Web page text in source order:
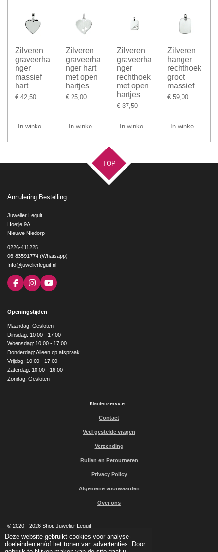
Deze website gebruikt cookies voor analyse-
doeleinden en/of het tonen van advertenties. Door
Zilveren
graveerha
nger
massief
hart
€ 42,50
In winkelwagen
Zilveren
graveerha
nger hart
met open
hartjes
€ 25,00
In winkelwagen
Zilveren
graveerha
nger
rechthoek
met open
hartjes
€ 37,50
In winkelwagen
Zilveren
hanger
rechthoek
groot
massief
€ 59,00
In winkelwagen
TOP
Annulering Bestelling
Juwelier Leguit
Hoefje 9A
Nieuwe Niedorp
0226-411225
06-83591774 (Whatsapp)
Info@juwelierleguit.nl
F
a
b
o
k
I
n
a
g
r
a
m
Y
o
e
Openingstijden
Maandag: Gesloten
Dinsdag: 10:00 - 17:00
Woensdag: 10:00 - 17:00
Donderdag: Alleen op afspraak
Vrijdag: 10:00 - 17:00
Zaterdag: 10:00 - 16:00
Zondag: Gesloten
Klantenservice:
Contact
Veel gestelde vragen
Verzending
Ruilen en Retourneren
Privacy Policy
Algemene voorwaarden
Over ons
© 2020 - 2026 Shop Juwelier Leguit
Powered byJouwWeb